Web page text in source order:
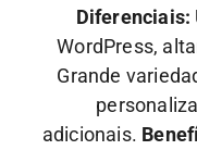
Diferenciais:
WordPress,
Grande
adicionais.